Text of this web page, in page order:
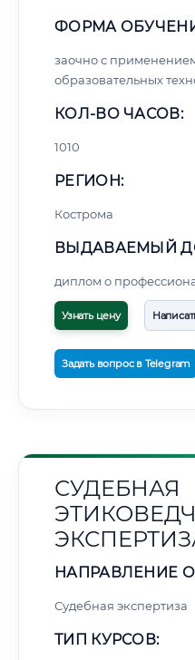
ФОРМА
заочно с
образовательных
КОЛ-ВО ЧАСОВ:
1010
РЕГИОН:
Кострома
ВЫДАВАЕМЫЙ
диплом о
Узнать цену
Задать вопрос в Telegram
СУДЕБНАЯ
НАПРАВЛЕНИЕ
Судебная экспертиза
ТИП КУРСОВ: